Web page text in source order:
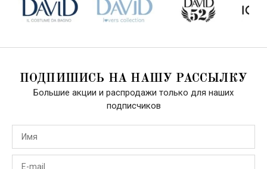
ПОДПИШИСЬ НА НАШУ РАССЫЛКУ
Большие акции и распродажи только для наших
подписчиков